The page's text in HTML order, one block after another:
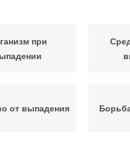
при
от выпадения